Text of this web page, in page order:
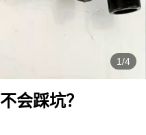
1/4
会踩坑？